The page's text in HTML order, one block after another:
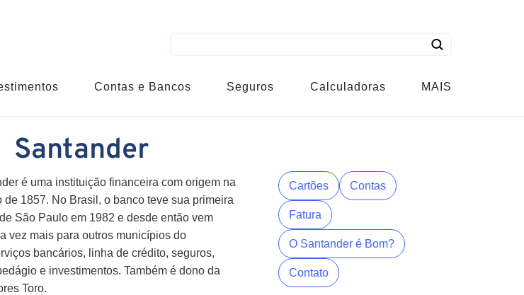
Contas e Bancos Seguros Calculadoras MAIS
Santander
é uma instituição financeira com origem na
de 1857. No Brasil, o banco teve sua primeira
São Paulo em 1982 e desde então vem
vez mais para outros municípios do
bancários, linha de crédito, seguros,
e investimentos. Também é dono da
Toro.
Cartões Contas
Fatura
O Santander é Bom?
Contato